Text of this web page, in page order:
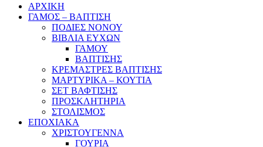
ΑΡΧΙΚΗ
ΓΑΜΟΣ – ΒΑΠΤΙΣΗ
ΠΟΔΙΕΣ ΝΟΝΟΥ
ΒΙΒΛΙΑ ΕΥΧΩΝ
ΓΑΜΟΥ
ΒΑΠΤΙΣΗΣ
ΚΡΕΜΑΣΤΡΕΣ ΒΑΠΤΙΣΗΣ
ΜΑΡΤΥΡΙΚΑ – ΚΟΥΤΙΑ
ΣΕΤ ΒΑΦΤΙΣΗΣ
ΠΡΟΣΚΛΗΤΗΡΙΑ
ΣΤΟΛΙΣΜΟΣ
ΕΠΟΧΙΑΚΑ
ΧΡΙΣΤΟΥΓΕΝΝΑ
ΓΟΥΡΙΑ